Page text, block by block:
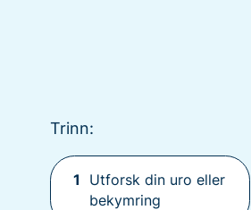
Trinn:
1
Utforsk din uro eller
bekymring